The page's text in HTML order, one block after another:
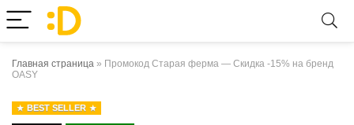
Главная страница » Промокод Старая ферма — Скидка -15% на бренд
OASY
BEST SELLER